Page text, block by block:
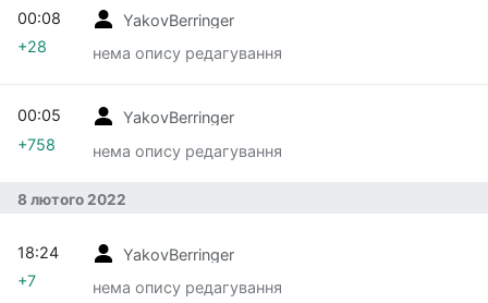
YakovBerringer
нема опису редагування
00:08
+28
YakovBerringer
нема опису редагування
00:05
+758
8 лютого 2022
YakovBerringer
нема опису редагування
18:24
+7